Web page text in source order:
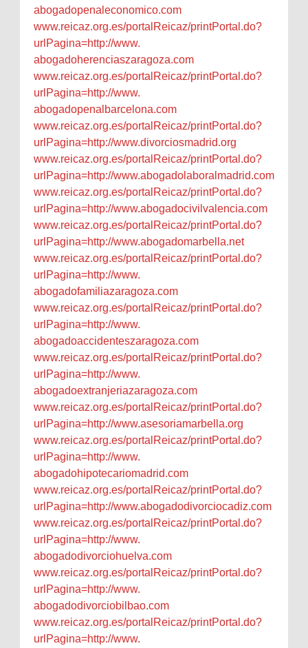
abogadopenaleconomico.com
www.reicaz.org.es/portalReicaz/printPortal.do?
urlPagina=http://www.
abogadoherenciaszaragoza.com
www.reicaz.org.es/portalReicaz/printPortal.do?
urlPagina=http://www.
abogadopenalbarcelona.com
www.reicaz.org.es/portalReicaz/printPortal.do?
urlPagina=http://www.divorciosmadrid.org
www.reicaz.org.es/portalReicaz/printPortal.do?
urlPagina=http://www.abogadolaboralmadrid.com
www.reicaz.org.es/portalReicaz/printPortal.do?
urlPagina=http://www.abogadocivilvalencia.com
www.reicaz.org.es/portalReicaz/printPortal.do?
urlPagina=http://www.abogadomarbella.net
www.reicaz.org.es/portalReicaz/printPortal.do?
urlPagina=http://www.
abogadofamiliazaragoza.com
www.reicaz.org.es/portalReicaz/printPortal.do?
urlPagina=http://www.
abogadoaccidenteszaragoza.com
www.reicaz.org.es/portalReicaz/printPortal.do?
urlPagina=http://www.
abogadoextranjeriazaragoza.com
www.reicaz.org.es/portalReicaz/printPortal.do?
urlPagina=http://www.asesoriamarbella.org
www.reicaz.org.es/portalReicaz/printPortal.do?
urlPagina=http://www.
abogadohipotecariomadrid.com
www.reicaz.org.es/portalReicaz/printPortal.do?
urlPagina=http://www.abogadodivorciocadiz.com
www.reicaz.org.es/portalReicaz/printPortal.do?
urlPagina=http://www.
abogadodivorciohuelva.com
www.reicaz.org.es/portalReicaz/printPortal.do?
urlPagina=http://www.
abogadodivorciobilbao.com
www.reicaz.org.es/portalReicaz/printPortal.do?
urlPagina=http://www.